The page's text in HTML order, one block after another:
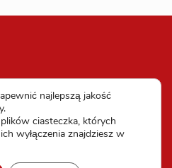
najlepszą jakość
ciasteczka, których
wyłączenia znajdziesz w